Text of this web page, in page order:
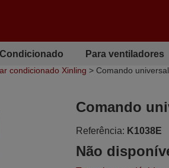
Para ventiladores
condicionado Xinling > Comando
Comando
Referência: K1038E
Não